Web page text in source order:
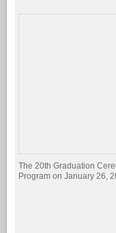
The 20th Graduation
Program on January 26,